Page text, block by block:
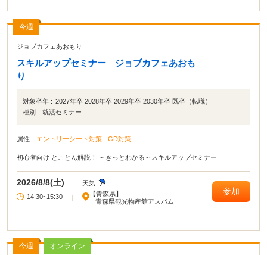
今週
ジョブカフェあおもり
スキルアップセミナー ジョブカフェあおも
り
対象卒年 : 2027年卒 2028年卒 2029年卒 2030年卒 既卒（転職）
種別 : 就活セミナー
属性 : エントリーシート対策 GD対策
初心者向け とことん解説！ ～きっとわかる～スキルアップセミナー
2026/8/8(土)
天気
14:30~15:30
【青森県】
青森県観光物産館アスパム
参加
今週 オンライン